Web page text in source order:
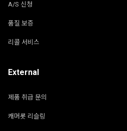
A/S 신청
품질 보증
리콜 서비스
External
제품 취급 문의
캐머롯 리슬링